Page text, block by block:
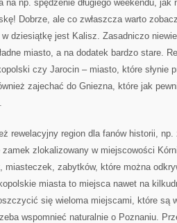
na np. spędzenie długiego weekendu, jak
Dobrze, ale co zwłaszcza warto
w dziesiątkę jest Kalisz. Zasadniczo
miasto, a na dodatek bardzo stare.
czy Jarocin – miasto, które słynie
zajechać do Gniezna, które jak
rewelacyjny region dla fanów historii, np.
zamek zlokalizowany w miejscowości
miasteczek, zabytków, które można
miasta to miejsca nawet na
się wieloma miejscami, które są
wspomnieć naturalnie o Poznaniu.